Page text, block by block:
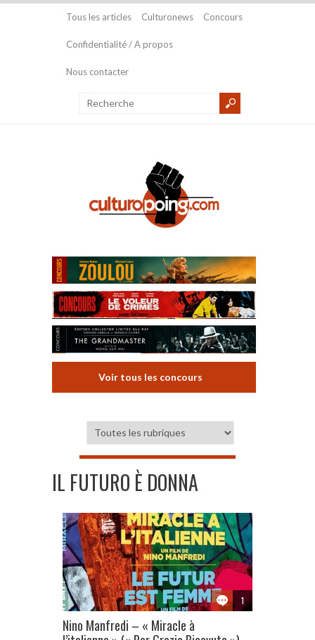
Tous les articles Culturonews Concours
Confidentialité / A propos
Nous contacter
Voir tous les concours
IL FUTURO È DONNA
1
Nino Manfredi – « Miracle à